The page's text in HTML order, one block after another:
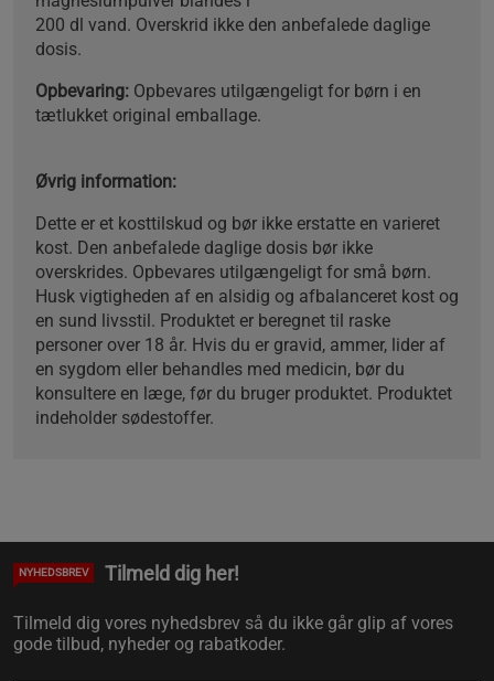
200 dl vand. Overskrid ikke den anbefalede daglige
dosis.
Opbevaring: Opbevares utilgængeligt for børn i en
tætlukket original emballage.
Øvrig information:
Dette er et kosttilskud og bør ikke erstatte en varieret
kost. Den anbefalede daglige dosis bør ikke
overskrides. Opbevares utilgængeligt for små børn.
Husk vigtigheden af en alsidig og afbalanceret kost og
en sund livsstil. Produktet er beregnet til raske
personer over 18 år. Hvis du er gravid, ammer, lider af
en sygdom eller behandles med medicin, bør du
konsultere en læge, før du bruger produktet. Produktet
indeholder sødestoffer.
NYHEDSBREV Tilmeld dig her!
Tilmeld dig vores nyhedsbrev så du ikke går glip af vores
gode tilbud, nyheder og rabatkoder.